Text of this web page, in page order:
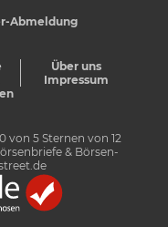
Abmeldung
Über uns
Impressum
von 5Sternen von 12
& Börsen-